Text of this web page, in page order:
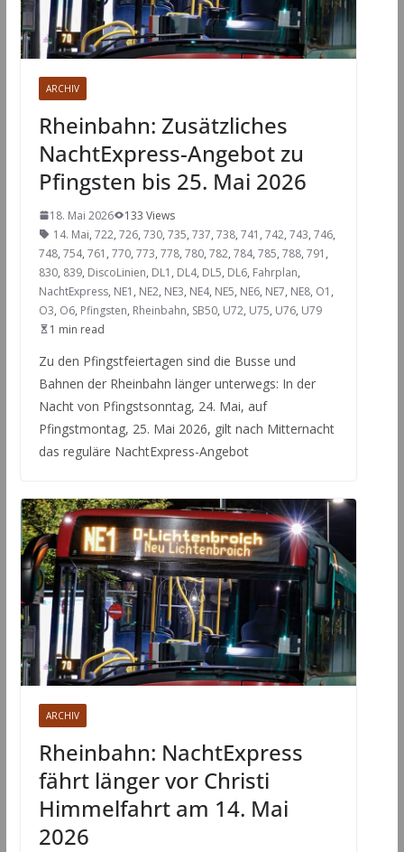
ARCHIV
Rheinbahn: Zusätzliches
NachtExpress-Angebot zu
Pfingsten bis 25. Mai 2026
18. Mai 2026
133 Views
14. Mai, 722, 726, 730, 735, 737, 738, 741 , 742, 743, 746,
748, 754, 761 , 770, 773, 778, 780, 782, 784, 785, 788, 791 ,
830, 839, DiscoLinien, DL1 , DL4, DL5, DL6, Fahrplan,
NachtExpress, NE1 , NE2, NE3, NE4, NE5, NE6, NE7, NE8, O1 ,
O3, O6, Pfingsten, Rheinbahn, SB50, U72, U75, U76, U79
1 min read
Zu den Pfingstfeiertagen sind die Busse und
Bahnen der Rheinbahn länger unterwegs: In der
Nacht von Pfingstsonntag, 24. Mai, auf
Pfingstmontag, 25. Mai 2026, gilt nach Mitternacht
das reguläre NachtExpress-Angebot
ARCHIV
Rheinbahn: NachtExpress
fährt länger vor Christi
Himmelfahrt am 14. Mai
2026